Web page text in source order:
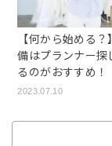
【何から始める
備はプランナー探
るのがおすすめ！
2023.07.10